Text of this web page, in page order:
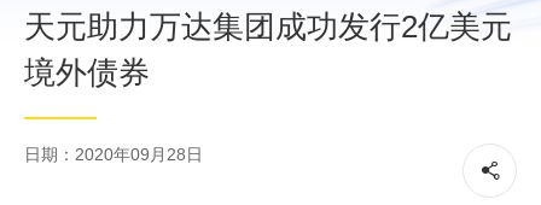
天元助力万达集团成功发行2亿美元
境外债券
日期：2020年09月28日